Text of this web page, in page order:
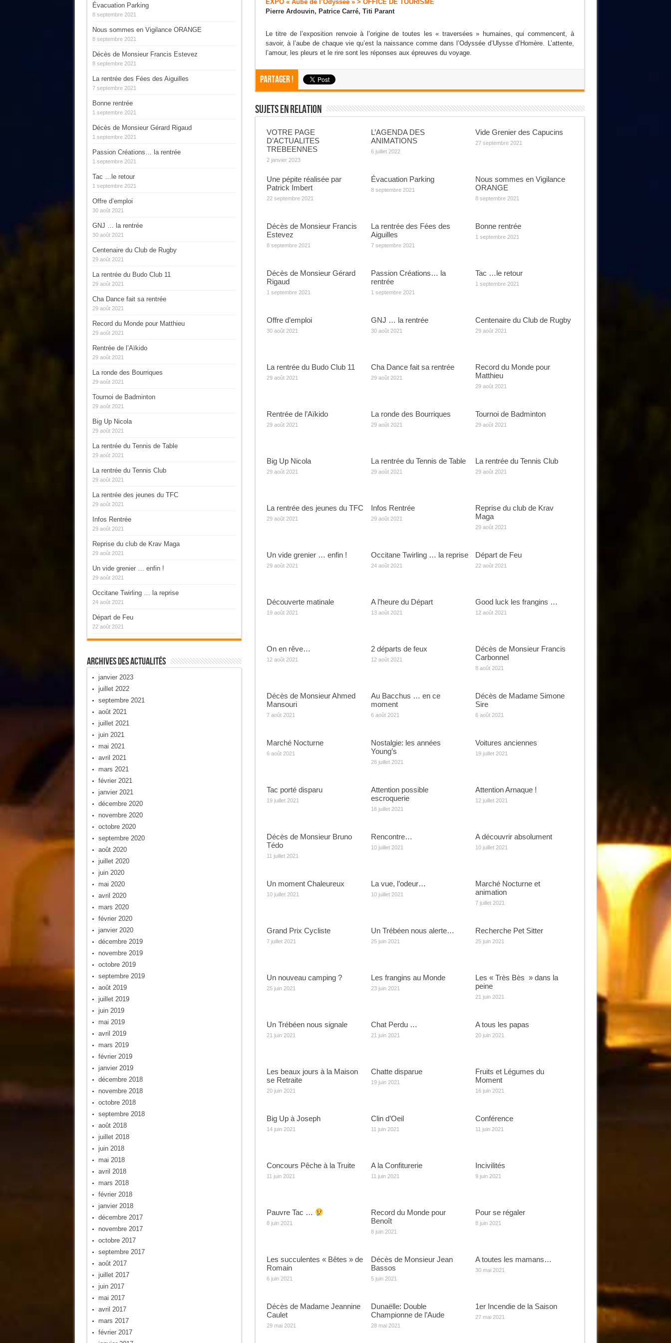
EXPO « Aube de l’Odyssée » > OFFICE DE TOURISME
Pierre Ardouvin, Patrice Carré, Titi Parant
Le titre de l’exposition renvoie à l’origine de toutes les « traversées » humaines, qui commencent, à
savoir, à l’aube de chaque vie qu’est la naissance comme dans l’Odyssée d’Ulysse d’Homère. L’attente,
l’amour, les pleurs et le rire sont les réponses aux épreuves du voyage.
Partager !
Sujets En Relation
VOTRE PAGE
D’ACTUALITES
TREBEENNES
2 janvier 2023
L’AGENDA DES
ANIMATIONS
6 juillet 2022
Vide Grenier des Capucins
27 septembre 2021
Une pépite réalisée par
Patrick Imbert
22 septembre 2021
Évacuation Parking
8 septembre 2021
Nous sommes en Vigilance
ORANGE
8 septembre 2021
Décès de Monsieur Francis
Estevez
8 septembre 2021
La rentrée des Fées des
Aiguilles
7 septembre 2021
Bonne rentrée
1 septembre 2021
Décès de Monsieur Gérard
Rigaud
1 septembre 2021
Passion Créations… la
rentrée
1 septembre 2021
Tac …le retour
1 septembre 2021
Offre d’emploi
30 août 2021
GNJ … la rentrée
30 août 2021
Centenaire du Club de Rugby
29 août 2021
La rentrée du Budo Club 11
29 août 2021
Cha Dance fait sa rentrée
29 août 2021
Record du Monde pour
Matthieu
29 août 2021
Rentrée de l’Aïkido
29 août 2021
La ronde des Bourriques
29 août 2021
Tournoi de Badminton
29 août 2021
Big Up Nicola
29 août 2021
La rentrée du Tennis de Table
29 août 2021
La rentrée du Tennis Club
29 août 2021
La rentrée des jeunes du TFC
29 août 2021
Infos Rentrée
29 août 2021
Reprise du club de Krav
Maga
29 août 2021
Un vide grenier … enfin !
29 août 2021
Occitane Twirling … la reprise
24 août 2021
Départ de Feu
22 août 2021
Découverte matinale
19 août 2021
A l’heure du Départ
13 août 2021
Good luck les frangins …
12 août 2021
On en rêve…
12 août 2021
2 départs de feux
12 août 2021
Décès de Monsieur Francis
Carbonnel
8 août 2021
Décès de Monsieur Ahmed
Mansouri
7 août 2021
Au Bacchus … en ce
moment
6 août 2021
Décès de Madame Simone
Sire
6 août 2021
Marché Nocturne
6 août 2021
Nostalgie: les années
Young’s
26 juillet 2021
Voitures anciennes
19 juillet 2021
Tac porté disparu
19 juillet 2021
Attention possible
escroquerie
16 juillet 2021
Attention Arnaque !
12 juillet 2021
Décès de Monsieur Bruno
Tédo
11 juillet 2021
Rencontre…
10 juillet 2021
A découvrir absolument
10 juillet 2021
Un moment Chaleureux
10 juillet 2021
La vue, l’odeur…
10 juillet 2021
Marché Nocturne et
animation
7 juillet 2021
Grand Prix Cycliste
7 juillet 2021
Un Trébéen nous alerte…
25 juin 2021
Recherche Pet Sitter
25 juin 2021
Un nouveau camping ?
25 juin 2021
Les frangins au Monde
23 juin 2021
Les « Très Bès » dans la
peine
21 juin 2021
Un Trébéen nous signale
21 juin 2021
Chat Perdu …
21 juin 2021
A tous les papas
20 juin 2021
Les beaux jours à la Maison
se Retraite
20 juin 2021
Chatte disparue
19 juin 2021
Fruits et Légumes du
Moment
16 juin 2021
Big Up à Joseph
14 juin 2021
Clin d’Oeil
11 juin 2021
Conférence
11 juin 2021
Concours Pêche à la Truite
11 juin 2021
A la Confiturerie
11 juin 2021
Incivilités
9 juin 2021
Pauvre Tac …
8 juin 2021
Record du Monde pour
Benoît
8 juin 2021
Pour se régaler
8 juin 2021
Les succulentes « Bêtes » de
Romain
6 juin 2021
Décès de Monsieur Jean
Bassos
5 juin 2021
A toutes les mamans…
30 mai 2021
Décès de Madame Jeannine
Caulet
29 mai 2021
Dunaëlle: Double
Championne de l’Aude
28 mai 2021
1er Incendie de la Saison
27 mai 2021
Évacuation Parking
8 septembre 2021
Nous sommes en Vigilance ORANGE
8 septembre 2021
Décès de Monsieur Francis Estevez
8 septembre 2021
La rentrée des Fées des Aiguilles
7 septembre 2021
Bonne rentrée
1 septembre 2021
Décès de Monsieur Gérard Rigaud
1 septembre 2021
Passion Créations… la rentrée
1 septembre 2021
Tac …le retour
1 septembre 2021
Offre d’emploi
30 août 2021
GNJ … la rentrée
30 août 2021
Centenaire du Club de Rugby
29 août 2021
La rentrée du Budo Club 11
29 août 2021
Cha Dance fait sa rentrée
29 août 2021
Record du Monde pour Matthieu
29 août 2021
Rentrée de l’Aïkido
29 août 2021
La ronde des Bourriques
29 août 2021
Tournoi de Badminton
29 août 2021
Big Up Nicola
29 août 2021
La rentrée du Tennis de Table
29 août 2021
La rentrée du Tennis Club
29 août 2021
La rentrée des jeunes du TFC
29 août 2021
Infos Rentrée
29 août 2021
Reprise du club de Krav Maga
29 août 2021
Un vide grenier … enfin !
29 août 2021
Occitane Twirling … la reprise
24 août 2021
Départ de Feu
22 août 2021
Archives Des Actualités
janvier 2023
juillet 2022
septembre 2021
août 2021
juillet 2021
juin 2021
mai 2021
avril 2021
mars 2021
février 2021
janvier 2021
décembre 2020
novembre 2020
octobre 2020
septembre 2020
août 2020
juillet 2020
juin 2020
mai 2020
avril 2020
mars 2020
février 2020
janvier 2020
décembre 2019
novembre 2019
octobre 2019
septembre 2019
août 2019
juillet 2019
juin 2019
mai 2019
avril 2019
mars 2019
février 2019
janvier 2019
décembre 2018
novembre 2018
octobre 2018
septembre 2018
août 2018
juillet 2018
juin 2018
mai 2018
avril 2018
mars 2018
février 2018
janvier 2018
décembre 2017
novembre 2017
octobre 2017
septembre 2017
août 2017
juillet 2017
juin 2017
mai 2017
avril 2017
mars 2017
février 2017